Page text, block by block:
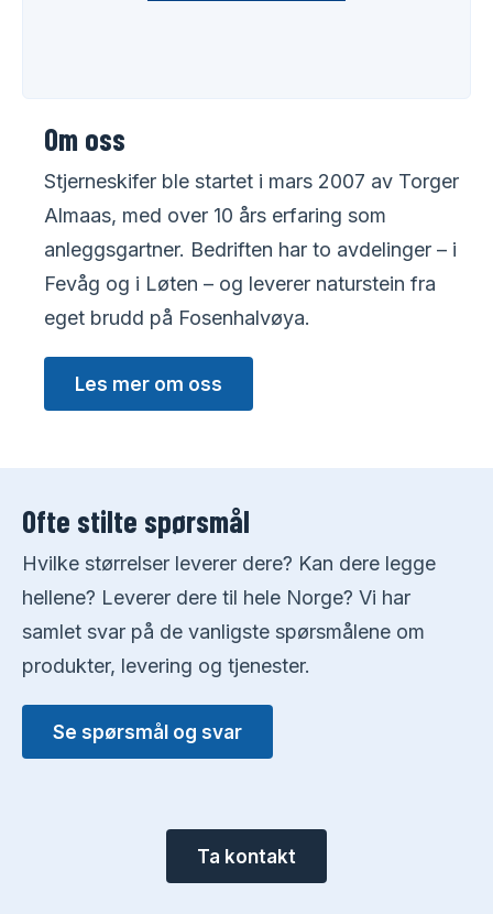
Om oss
Stjerneskifer ble startet i mars 2007 av Torger
Almaas, med over 10 års erfaring som
anleggsgartner. Bedriften har to avdelinger – i
Fevåg og i Løten – og leverer naturstein fra
eget brudd på Fosenhalvøya.
Les mer om oss
Ofte stilte spørsmål
Hvilke størrelser leverer dere? Kan dere legge
hellene? Leverer dere til hele Norge? Vi har
samlet svar på de vanligste spørsmålene om
produkter, levering og tjenester.
Se spørsmål og svar
Ta kontakt